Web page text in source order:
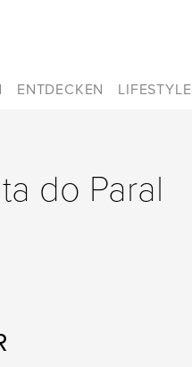
ENTDECKEN LIFESTYLE
do Paral